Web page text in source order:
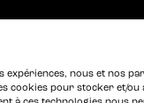
expériences, nous et nos
cookies pour stocker et/ou